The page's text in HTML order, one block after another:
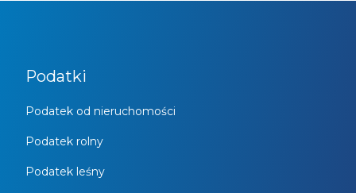
Podatki
Podatek od nieruchomości
Podatek rolny
Podatek leśny